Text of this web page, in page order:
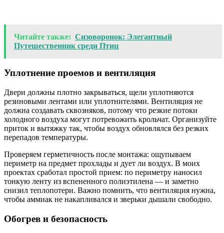
Читайте также: Сизоворонок: Элегантный
Путешественник среди Птиц
Уплотнение проемов и вентиляция
Двери должны плотно закрываться, щели уплотняются
резиновыми лентами или уплотнителями. Вентиляция не
должна создавать сквозняков, потому что резкие потоки
холодного воздуха могут потревожить крольчат. Организуйте
приток и вытяжку так, чтобы воздух обновлялся без резких
перепадов температуры.
Проверяем герметичность после монтажа: ощупываем
периметр на предмет прохлады и дует ли воздух. В моих
проектах сработал простой прием: по периметру наносил
тонкую ленту из вспененного полиэтилена — и заметно
снизил теплопотери. Важно помнить, что вентиляция нужна,
чтобы аммиак не накапливался и зверьки дышали свободно.
Обогрев и безопасность